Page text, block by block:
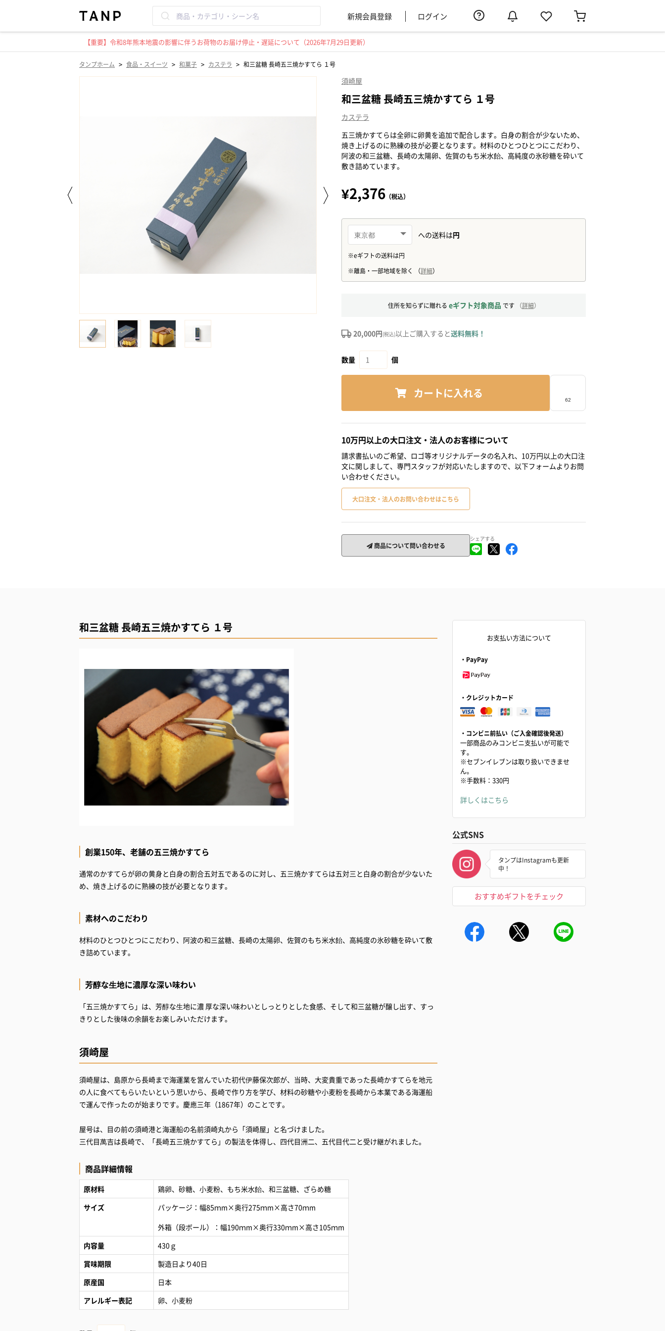
新規会員登録 ログイン
【重要】令和8年熊本地震の影響に伴うお荷物のお届け停止・遅延について（2026年7月29日更新）
タンプホーム > 食品・スイーツ > 和菓子 > カステラ > 和三盆糖 長崎五三焼かすてら １号
須崎屋
和三盆糖 長崎五三焼かすてら １号
カステラ
五三焼かすてらは全卵に卵黄を追加で配合します。白身の割合が少ないため、
焼き上げるのに熟練の技が必要となります。材料のひとつひとつにこだわり、
阿波の和三盆糖、長崎の太陽卵、佐賀のもち米水飴、高純度の氷砂糖を砕いて
敷き詰めています。
¥2,376 （税込）
住所を知らずに贈れる eギフト対象商品 です （詳細）
20,000円(税込)以上ご購入すると送料無料！
数量 個
カートに入れる
10万円以上の大口注文・法人のお客様について
請求書払いのご希望、ロゴ等オリジナルデータの名入れ、10万円以上の大口注
文に関しまして、専門スタッフが対応いたしますので、以下フォームよりお問
い合わせください。
大口注文・法人のお問い合わせはこちら
商品について問い合わせる
シェアする
和三盆糖 長崎五三焼かすてら １号
創業150年、老舗の五三焼かすてら
通常のかすてらが卵の黄身と白身の割合五対五であるのに対し、五三焼かすてらは五対三と白身の割合が少ないた
め、焼き上げるのに熟練の技が必要となります。
素材へのこだわり
材料のひとつひとつにこだわり、阿波の和三盆糖、長崎の太陽卵、佐賀のもち米水飴、高純度の氷砂糖を砕いて敷
き詰めています。
芳醇な⽣地に濃厚な深い味わい
「五三焼かすてら」は、芳醇な⽣地に濃 厚な深い味わいとしっとりとした食感、そして和三盆糖が醸し出す、すっ
きりとした後味の余韻をお楽しみいただけます。
須崎屋
須崎屋は、島原から長崎まで海運業を営んでいた初代伊藤保次郎が、当時、大変貴重であった長崎かすてらを地元
の人に食べてもらいたいという思いから、長崎で作り方を学び、材料の砂糖や小麦粉を長崎から本業である海運船
で運んで作ったのが始まりです。慶應三年（1867年）のことです。
屋号は、目の前の須崎港と海運船の名前須崎丸から「須崎屋」と名づけました。
三代目萬吉は長崎で、「長崎五三焼かすてら」の製法を体得し、四代目洲二、五代目代二と受け継がれました。
商品詳細情報
原材料
鶏卵、砂糖、小麦粉、もち米水飴、和三盆糖、ざらめ糖
サイズ
パッケージ：幅85ｍm×奥行275ｍm×高さ70ｍm
外箱（段ボール）：幅190ｍm×奥行330ｍm×高さ105ｍm
内容量
430ｇ
賞味期限
製造日より40日
原産国
日本
アレルギー表記
卵、小麦粉
お支払い方法について
・PayPay
・クレジットカード
・コンビニ前払い（ご入金確認後発送）
一部商品のみコンビニ支払いが可能で
す。
※セブンイレブンは取り扱いできませ
ん。
※手数料：330円
詳しくはこちら
公式SNS
タンプはInstagramも更新
中！
おすすめギフトをチェック